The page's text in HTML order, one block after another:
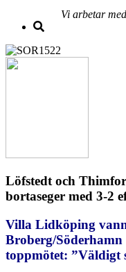
Vi arbetar
Löfstedt och
bortaseger med 3-2
Villa Lidköping
Broberg/
toppmötet: ”Väldigt